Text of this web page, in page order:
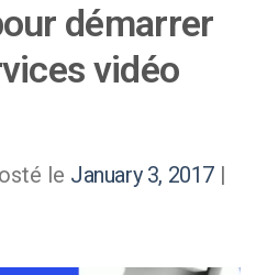
démarrer
vidéo
le January 3, 2017 |